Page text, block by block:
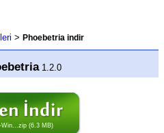
> Phoebetria indir
1.2.0
Win...zip (6.3 MB)